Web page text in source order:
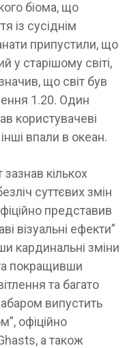
біома, що
із сусіднім
припустили, що
у старішому світі,
що світ був
1.20. Один
користувачеві
впали в океан.
зазнав кількох
суттєвих змін
представив
візуальні ефекти”
кардинальні зміни
покращивши
та багато
випустить
офіційно
а також